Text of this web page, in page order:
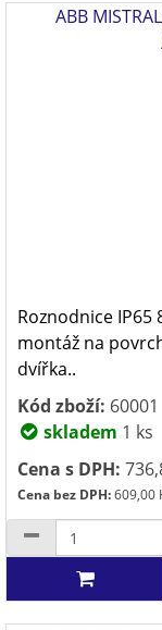
ABB
Roznodnice IP65
montáž na
dvířka..
Kód zboží: 60001
skladem 1 ks
Cena s DPH:
Cena bez DPH:609,00